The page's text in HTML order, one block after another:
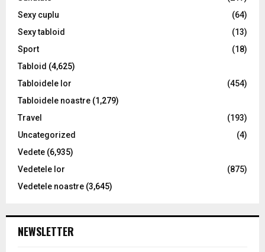
Sexy cuplu
(64)
Sexy tabloid
(13)
Sport
(18)
Tabloid (4,625)
Tabloidele lor
(454)
Tabloidele noastre (1,279)
Travel
(193)
Uncategorized
(4)
Vedete (6,935)
Vedetele lor
(875)
Vedetele noastre (3,645)
NEWSLETTER